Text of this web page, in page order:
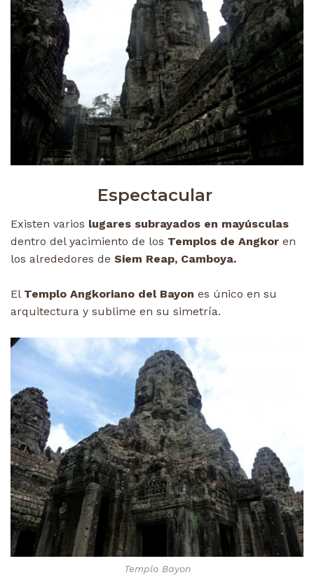
Espectacular
Existen varios lugares subrayados en mayúsculas
dentro del yacimiento de los Templos de Angkor en
los alrededores de Siem Reap, Camboya.
El Templo Angkoriano del Bayon es único en su
arquitectura y sublime en su simetría.
Templo Bayon